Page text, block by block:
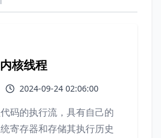
核线程
2024-09-24 02:06:00
码的执行流，具有自己的
寄存器和存储其执行历史